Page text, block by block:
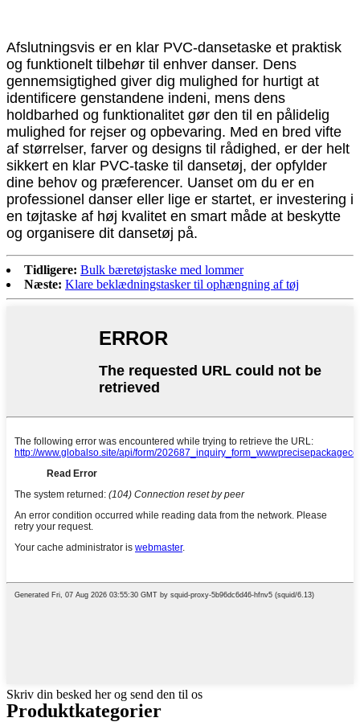
Afslutningsvis er en klar PVC-dansetaske et praktisk
og funktionelt tilbehør til enhver danser. Dens
gennemsigtighed giver dig mulighed for hurtigt at
identificere genstandene indeni, mens dens
holdbarhed og funktionalitet gør den til en pålidelig
mulighed for rejser og opbevaring. Med en bred vifte
af størrelser, farver og designs til rådighed, er der helt
sikkert en klar PVC-taske til dansetøj, der opfylder
dine behov og præferencer. Uanset om du er en
professionel danser eller lige er startet, er investering i
en tøjtaske af høj kvalitet en smart måde at beskytte
og organisere dit dansetøj på.
Tidligere: Bulk bæretøjstaske med lommer
Næste: Klare beklædningstasker til ophængning af tøj
Skriv din besked her og send den til os
Produktkategorier